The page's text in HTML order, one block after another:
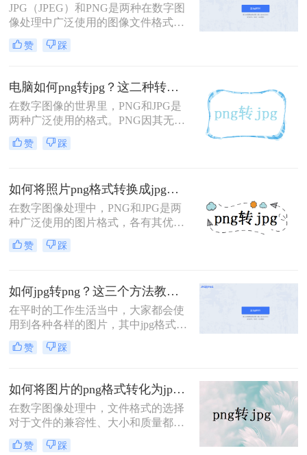
媒体分享。本文将详细介绍如何png
转jpg。
JPG（JPEG）和PNG是两种在数字图
像处理中广泛使用的图像文件格式。
JPG以其高效的压缩算法和广泛的兼
容性成为存储照片和图像的首选格
明度和丰富的颜色深度著称，特别适
合用于需要高质量图像和透明背景的
场景。在某些情况下，我们可能需要
将JPG图片转换为PNG格式，以满足
特定的设计或展示需求。那么jpg如何
转png格式呢？本文将介绍几种实现
赞 踩
电脑如何png转jpg？这二种转换方法一学就会！
在数字图像的世界里，PNG和JPG是
两种广泛使用的格式。PNG因其无损
压缩和透明背景支持而受到青睐，而
JPG则因其高效的有损压缩和广泛的
文件大小或满足特定的使用需求。本
文将指导您电脑如何png转jpg。
赞 踩
如何将照片png格式转换成jpg格式？试试这4个方法吧!
在数字图像处理中，PNG和JPG是两
种广泛使用的图片格式，各有其优缺
点。PNG以其无损压缩、支持透明通
道和更高的色彩精度著称，而JPG则
们可能需要将PNG格式的照片转换为
JPG格式，以满足特定的需求或优化
存储空间。那么如何将照片png格式
PNG照片转换为JPG格式的方法，帮
赞 踩
如何jpg转png？这三个方法教会你！
在平时的工作生活当中，大家都会使
用到各种各样的图片，其中jpg格式与
png格式都是大家平时比较常用的图
片格式，但是在使用图片时，可能会
那么这时候就需要将图片转换成相应
的格式才能使用，例如当需要上传
png格式的图片时但是手里只有jpg，
那么如何jpg转png呢？下面就来为大
家介绍三种jpg转png的方法，非常简
赞 踩
如何将图片的png格式转化为jpg？分享3种实用转换方法！
在数字图像处理中，文件格式的选择
对于文件的兼容性、大小和质量都至
关重要。PNG（Portable Network
Graphics）和JPG（Joint Photographic
赞 踩